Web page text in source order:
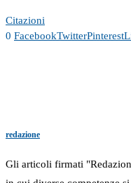
Citazioni
0 FacebookTwitterPinterest
redazione
Gli articoli firmati